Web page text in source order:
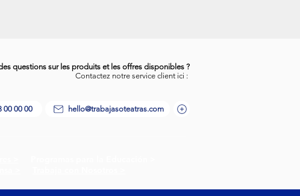
questions sur les produits et les offres disponibles ?
Contactez notre service client ici :
00 00 00 hello@trabajasoteatras.com